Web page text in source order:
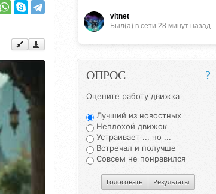
vitnet
Был(a) в сети 28 минут назад
ОПРОС ?
Оцените работу движка
Лучший из новостных
Неплохой движок
Устраивает ... но ...
Встречал и получше
Совсем не понравился
Голосовать Результаты